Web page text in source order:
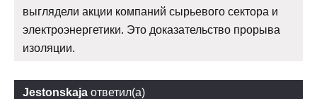
выглядели акции компаний сырьевого сектора и
электроэнергетики. Это доказательство прорыва
изоляции.
Jestonskaja ответил(а)